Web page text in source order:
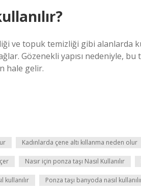
ve topuk temizliği gibi alanlarda
Gözenekli yapısı nedeniyle,
hale gelir.
Kadınlarda çene altı kıllanma neden olur
Nasır için ponza taşı Nasıl Kullanılır
kullanılır Ponza taşı banyoda nasıl